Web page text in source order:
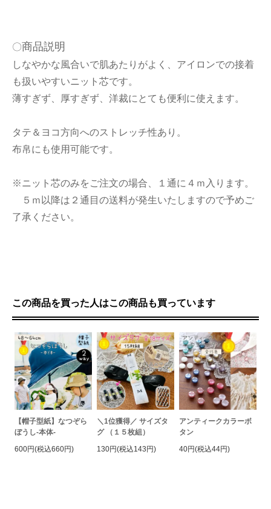
〇商品説明
しなやかな風合いで肌あたりがよく、アイロンでの接着
も扱いやすいニット芯です。
薄すぎず、厚すぎず、洋裁にとても便利に使えます。
タテ＆ヨコ方向へのストレッチ性あり。
布帛にも使用可能です。
※ニット芯のみをご注文の場合、１通に４ｍ入ります。
５ｍ以降は２通目の送料が発生いたしますので予めご
了承ください。
この商品を買った人はこの商品も買っています
【帽子型紙】なつぞら
ぼうし-本体-
600円(税込660円)
＼1位獲得／ サイズタ
グ （１５枚組）
130円(税込143円)
アンティークカラーボ
タン
40円(税込44円)